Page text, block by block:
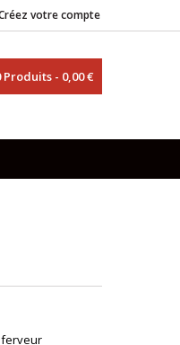
votre compte
Produits - 0,00 €
ferveur